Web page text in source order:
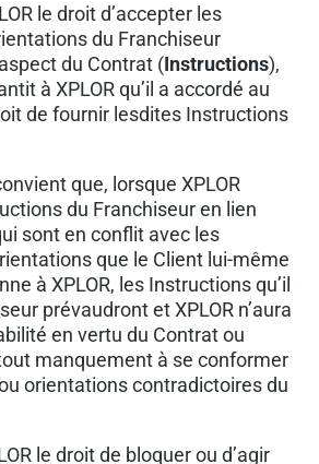
le droit d’accepter les
du Franchiseur
du Contrat (Instructions),
à XPLOR qu’il a accordé au
de fournir lesdites Instructions
que, lorsque XPLOR
du Franchiseur en lien
sont en conflit avec les
que le Client lui-même
à XPLOR, les Instructions qu’il
prévaudront et XPLOR n’aura
en vertu du Contrat ou
manquement à se conformer
orientations contradictoires du
le droit de bloquer ou d’agir